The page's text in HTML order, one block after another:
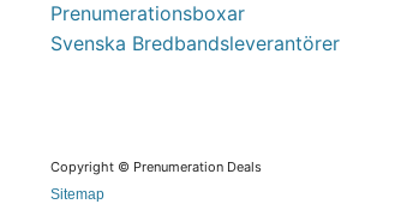
Prenumerationsboxar
Svenska Bredbandsleverantörer
Copyright © Prenumeration Deals
Sitemap